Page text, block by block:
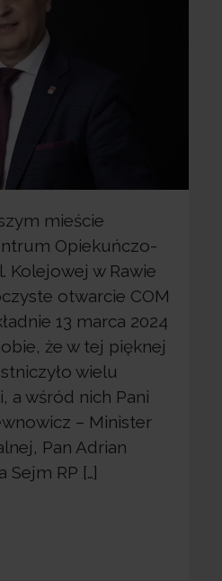
mieście
Opiekuńczo-
Kolejowej w Rawie
otwarcie COM
13 marca 2024
że w tej pięknej
wielu
a wśród nich Pani
– Minister
Pan Adrian
Sejm RP […]